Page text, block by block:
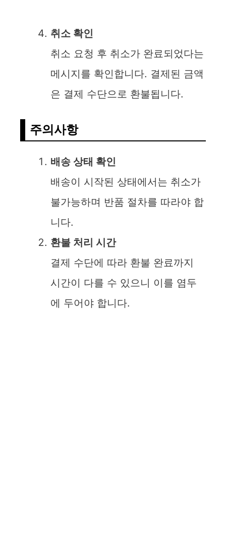
취소 확인
취소 요청 후 취소가 완료되었다는
메시지를 확인합니다. 결제된 금액
은 결제 수단으로 환불됩니다.
주의사항
배송 상태 확인
배송이 시작된 상태에서는 취소가
불가능하며 반품 절차를 따라야 합
니다.
환불 처리 시간
결제 수단에 따라 환불 완료까지
시간이 다를 수 있으니 이를 염두
에 두어야 합니다.